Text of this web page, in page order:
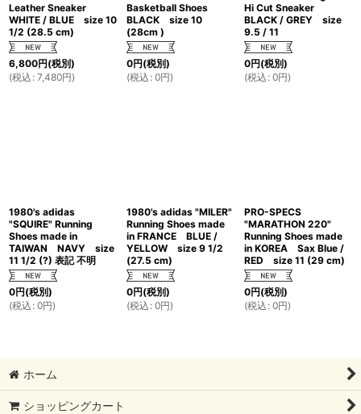
Leather Sneaker
WHITE / BLUE size 10
1/2 (28.5 cm)
6,800円(税別)
(税込 : 7,480円)
Basketball Shoes
BLACK size 10
(28cm )
0円(税別)
(税込 : 0円)
Hi Cut Sneaker
BLACK / GREY size
9.5 / 11
0円(税別)
(税込 : 0円)
1980's adidas
"SQUIRE" Running
Shoes made in
TAIWAN NAVY size
11 1/2 (?) 表記 不明
0円(税別)
(税込 : 0円)
1980's adidas "MILER"
Running Shoes made
in FRANCE BLUE /
YELLOW size 9 1/2
(27.5 cm)
0円(税別)
(税込 : 0円)
PRO-SPECS
"MARATHON 220"
Running Shoes made
in KOREA Sax Blue /
RED size 11 (29 cm)
0円(税別)
(税込 : 0円)
ホーム
ショッピングカート